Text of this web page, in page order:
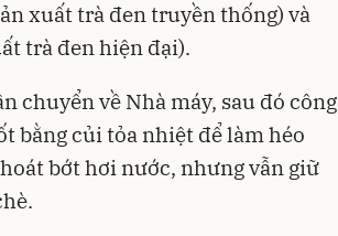
xuất trà đen truyền thống) và
trà đen hiện đại).
chuyển về Nhà máy, sau đó công
bằng củi tỏa nhiệt để làm héo
bớt hơi nước, nhưng vẫn giữ